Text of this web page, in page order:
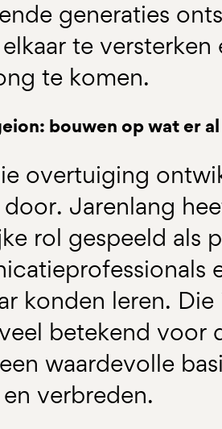
generaties
te versterken
te komen.
bouwen op wat er
overtuiging
Jarenlang
rol gespeeld als
konden leren.
betekend voor
waardevolle
verbreden.